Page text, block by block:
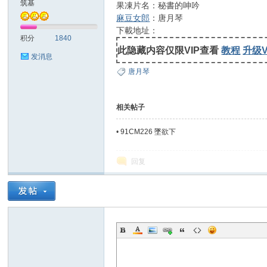
筑基
积分 1840
发消息
果凍片名：秘書的呻吟
麻豆女郎 ：唐月琴
下載地址：
此隐藏内容仅限VIP查看教程 升级
唐月琴
相关帖子
•91CM226 墜欲下
回复